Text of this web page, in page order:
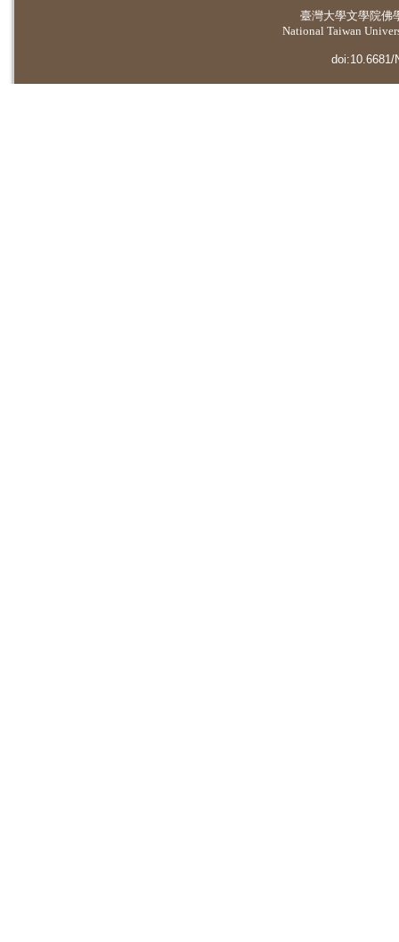
臺灣大學文學院佛
National Taiwan
doi:10.6681/